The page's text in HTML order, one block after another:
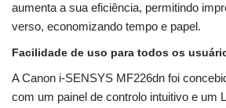
aumenta a sua eficiência, permitindo
verso, economizando tempo e papel.
Facilidade de uso para todos os
A Canon i-SENSYS MF226dn foi
com um painel de controlo intuitivo e um